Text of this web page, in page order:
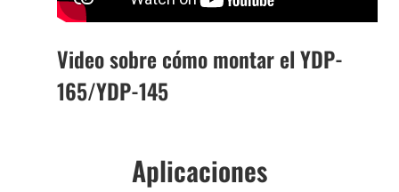
Video sobre cómo montar el YDP-
165/YDP-145
Aplicaciones